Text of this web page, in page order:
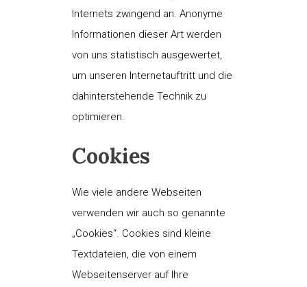
Internets zwingend an. Anonyme
Informationen dieser Art werden
von uns statistisch ausgewertet,
um unseren Internetauftritt und die
dahinterstehende Technik zu
optimieren.
Cookies
Wie viele andere Webseiten
verwenden wir auch so genannte
„Cookies“. Cookies sind kleine
Textdateien, die von einem
Webseitenserver auf Ihre